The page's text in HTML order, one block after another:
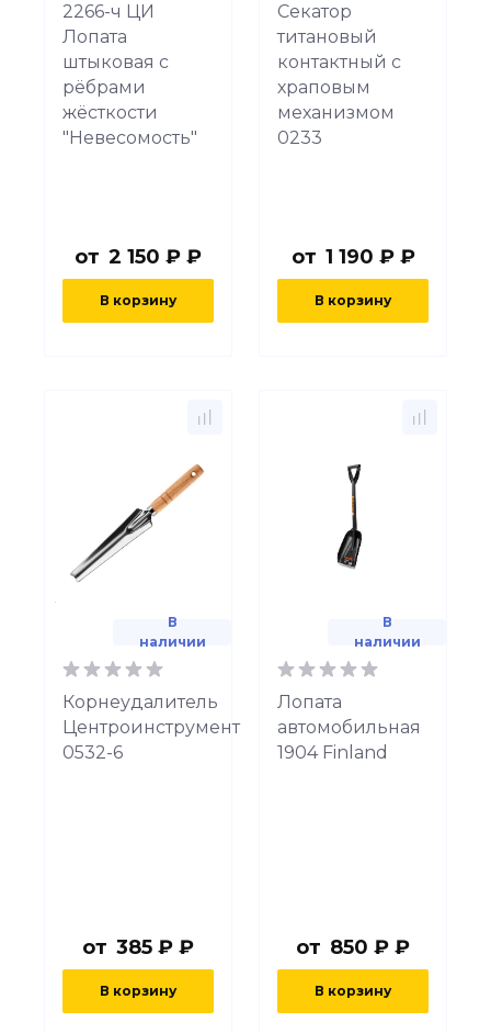
2266-ч ЦИ
Лопата
штыковая с
рёбрами
жёсткости
"Невесомость"
от 2 150 ₽ ₽
В корзину
Секатор
титановый
контактный с
храповым
механизмом
0233
от 1 190 ₽ ₽
В корзину
В
наличии
Корнеудалитель
Центроинструмент
0532-6
от 385 ₽ ₽
В корзину
В
наличии
Лопата
автомобильная
1904 Finland
от 850 ₽ ₽
В корзину